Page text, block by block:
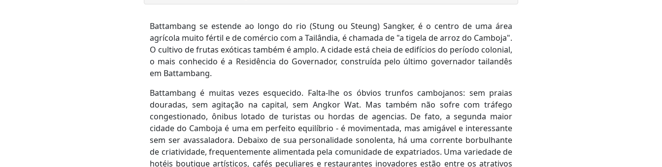
Battambang se estende ao longo do rio (Stung ou Steung) Sangker, é o centro de uma área
agrícola muito fértil e de comércio com a Tailândia, é chamada de "a tigela de arroz do Camboja".
O cultivo de frutas exóticas também é amplo. A cidade está cheia de edifícios do período colonial,
o mais conhecido é a Residência do Governador, construída pelo último governador tailandês
em Battambang.
Battambang é muitas vezes esquecido. Falta-lhe os óbvios trunfos cambojanos: sem praias
douradas, sem agitação na capital, sem Angkor Wat. Mas também não sofre com tráfego
congestionado, ônibus lotado de turistas ou hordas de agencias. De fato, a segunda maior
cidade do Camboja é uma em perfeito equilíbrio - é movimentada, mas amigável e interessante
sem ser avassaladora. Debaixo de sua personalidade sonolenta, há uma corrente borbulhante
de criatividade, frequentemente alimentada pela comunidade de expatriados. Uma variedade de
hotéis boutique artísticos, cafés peculiares e restaurantes inovadores estão entre os atrativos